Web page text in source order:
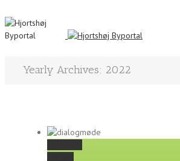
Yearly Archives: 2022